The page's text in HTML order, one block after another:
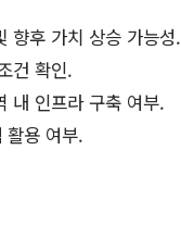
향후 가치 상승 가능성.
건 확인.
내 인프라 구축 여부.
활용 여부.